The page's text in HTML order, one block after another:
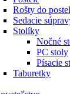
Rošty do
Sedacie
Stolíky
Nočné
PC stoly
Písacie
Taburetky